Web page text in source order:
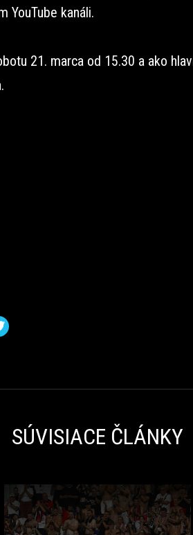
YouTube kanáli.
21. marca od 15.30 a ako
SÚVISIACE ČLÁNKY